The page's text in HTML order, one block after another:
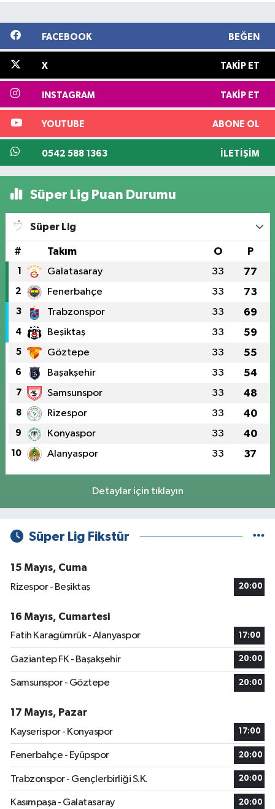
FACEBOOK BEĞEN
X TAKIP ET
INSTAGRAM TAKIP ET
YOUTUBE ABONE OL
0542 588 1363 İLETIŞIM
Süper Lig Puan Durumu
Süper Lig
# Takım O P
1 Galatasaray 33 77
2 Fenerbahçe 33 73
3 Trabzonspor 33 69
4 Beşiktaş 33 59
5 Göztepe 33 55
6 Başakşehir 33 54
7 Samsunspor 33 48
8 Rizespor 33 40
9 Konyaspor 33 40
10 Alanyaspor 33 37
Detaylar için tıklayın
Süper Lig Fikstür
15 Mayıs, Cuma
Rizespor - Beşiktaş
20:00
16 Mayıs, Cumartesi
Fatih Karagümrük - Alanyaspor
17:00
Gaziantep FK - Başakşehir 20:00
Samsunspor - Göztepe 20:00
17 Mayıs, Pazar
Kayserispor - Konyaspor
17:00
Fenerbahçe - Eyüpspor 20:00
Trabzonspor - Gençlerbirliği S.K. 20:00
Kasımpaşa - Galatasaray 20:00